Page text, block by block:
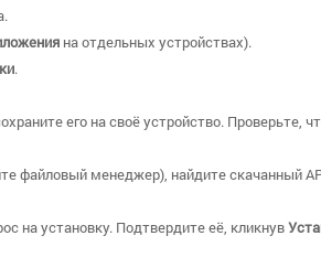
на отдельных устройствах).
.
его на своё устройство. Проверьте,
файловый менеджер), найдите скачанный
на установку. Подтвердите её, кликнув